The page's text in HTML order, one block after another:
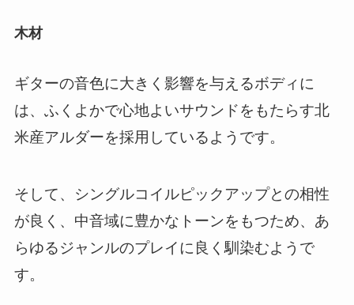
木材
ギターの音色に大きく影響を与えるボディに
は、ふくよかで心地よいサウンドをもたらす北
米産アルダーを採用しているようです。
そして、シングルコイルピックアップとの相性
が良く、中音域に豊かなトーンをもつため、あ
らゆるジャンルのプレイに良く馴染むようで
す。